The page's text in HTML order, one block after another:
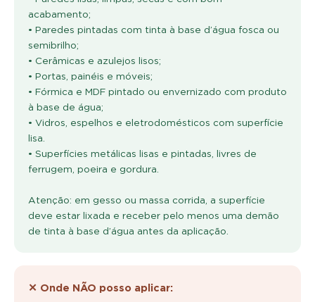
acabamento;
• Paredes pintadas com tinta à base d’água fosca ou
semibrilho;
• Cerâmicas e azulejos lisos;
• Portas, painéis e móveis;
• Fórmica e MDF pintado ou envernizado com produto
à base de água;
• Vidros, espelhos e eletrodomésticos com superfície
lisa.
• Superfícies metálicas lisas e pintadas, livres de
ferrugem, poeira e gordura.
Atenção: em gesso ou massa corrida, a superfície
deve estar lixada e receber pelo menos uma demão
de tinta à base d’água antes da aplicação.
✕ Onde NÃO posso aplicar: